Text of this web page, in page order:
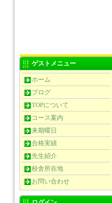
ゲストメニュー
ホーム
ブログ
TOPについて
コース案内
来期曜日
合格実績
先生紹介
校舎所在地
お問い合わせ